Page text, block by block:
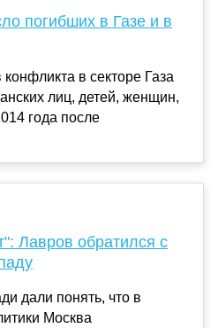
погибших в Газе и в
в секторе Газа
лиц, детей, женщин,
года после
Лавров обратился с
дали понять, что в
Москва